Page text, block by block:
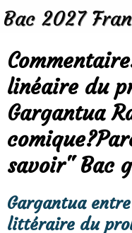
Bac 2027